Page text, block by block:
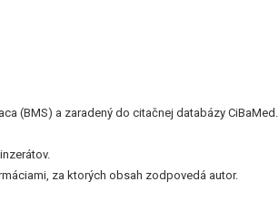
(BMS) a zaradený do citačnej databázy CiBaMed.
za ktorých obsah zodpovedá autor.